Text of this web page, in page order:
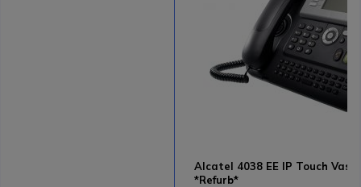
Alcatel 4038 EE IP Touch
*Refurb*